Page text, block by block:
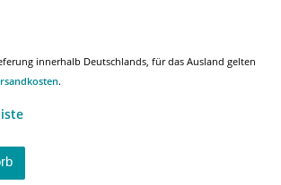
innerhalb Deutschlands, für das Ausland gelten
.